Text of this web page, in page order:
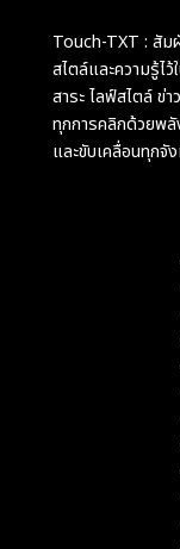
Touch-TXT : สัม
สไตล์และความรู้ไ
สาระ ไลฟ์สไตล์ ข่
ทุกการคลิกด้วยพ
และขับเคลื่อนทุกจั